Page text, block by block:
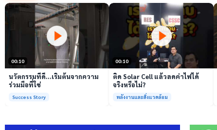
เล่นวิดีโอ
00:10
นวัตกรรมที่ดี…เริ่มต้นจากความ
ร่วมมือที่ใช่
Success Story
เล่นวิดีโอ
00:10
ติด Solar Cell แล้วลดค่าไฟได้
จริงหรือไม่?
พลังงานและสิ่งแวดล้อม